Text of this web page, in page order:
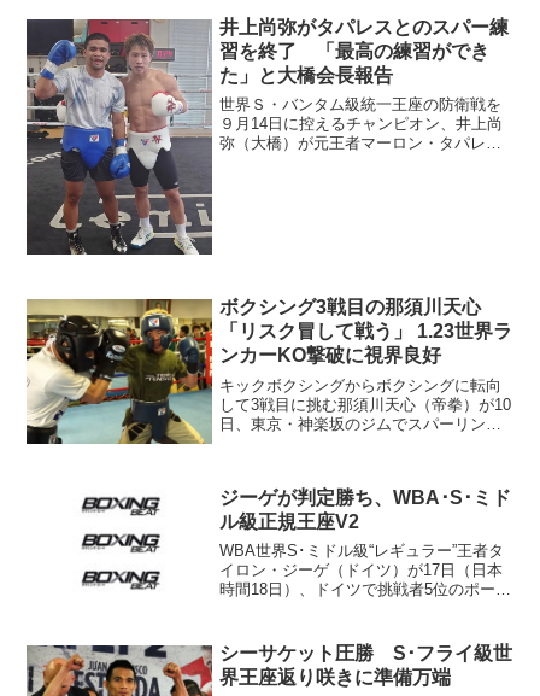
77）。１年２ヵ月ぶりの試合で白星を逃
した。開始...
井上尚弥がタパレスとのスパー練
習を終了 「最高の練習ができ
た」と大橋会長報告
世界Ｓ・バンタム級統一王座の防衛戦を
９月14日に控えるチャンピオン、井上尚
弥（大橋）が元王者マーロン・タパレス
ボクシング3戦目の那須川天心
「リスク冒して戦う」 1.23世界ラ
ンカーKO撃破に視界良好
キックボクシングからボクシングに転向
して3戦目に挑む那須川天心（帝拳）が10
日、東京・神楽坂のジムでスパーリング
進化させたスタイル...
ジーゲが判定勝ち、WBA･S･ミド
ル級正規王座V2
WBA世界S･ミドル級“レギュラー”王者タ
イロン・ジーゲ（ドイツ）が17日（日本
時間18日）、ドイツで挑戦者5位のポー
前回3月のV1戦ではアイザック・...
シーサケット圧勝 S･フライ級世
界王座返り咲きに準備万端